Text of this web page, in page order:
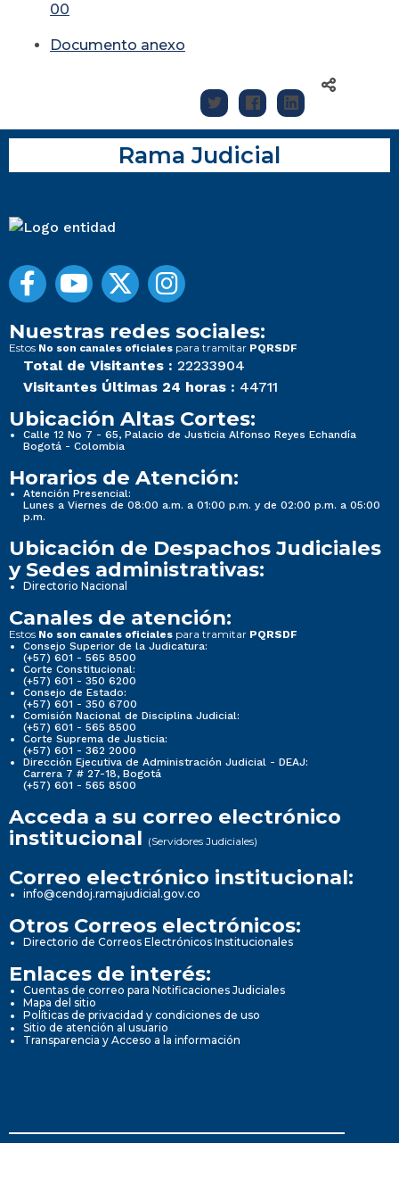
00
Documento anexo
Rama Judicial
Nuestras redes sociales:
Estos No son canales oficiales para tramitar PQRSDF
Total de Visitantes : 22233904
Visitantes Últimas 24 horas : 44711
Ubicación Altas Cortes:
Calle 12 No 7 - 65, Palacio de Justicia Alfonso Reyes Echandía
Bogotá - Colombia
Horarios de Atención:
Atención Presencial:
Lunes a Viernes de 08:00 a.m. a 01:00 p.m. y de 02:00 p.m. a 05:00
p.m.
Ubicación de Despachos Judiciales
y Sedes administrativas:
Directorio Nacional
Canales de atención:
Estos No son canales oficiales para tramitar PQRSDF
Consejo Superior de la Judicatura:
(+57) 601 - 565 8500
Corte Constitucional:
(+57) 601 - 350 6200
Consejo de Estado:
(+57) 601 - 350 6700
Comisión Nacional de Disciplina Judicial:
(+57) 601 - 565 8500
Corte Suprema de Justicia:
(+57) 601 - 362 2000
Dirección Ejecutiva de Administración Judicial - DEAJ:
Carrera 7 # 27-18, Bogotá
(+57) 601 - 565 8500
Acceda a su correo electrónico
institucional (Servidores Judiciales)
Correo electrónico institucional:
info@cendoj.ramajudicial.gov.co
Otros Correos electrónicos:
Directorio de Correos Electrónicos Institucionales
Enlaces de interés:
Cuentas de correo para Notificaciones Judiciales
Mapa del sitio
Políticas de privacidad y condiciones de uso
Sitio de atención al usuario
Transparencia y Acceso a la información